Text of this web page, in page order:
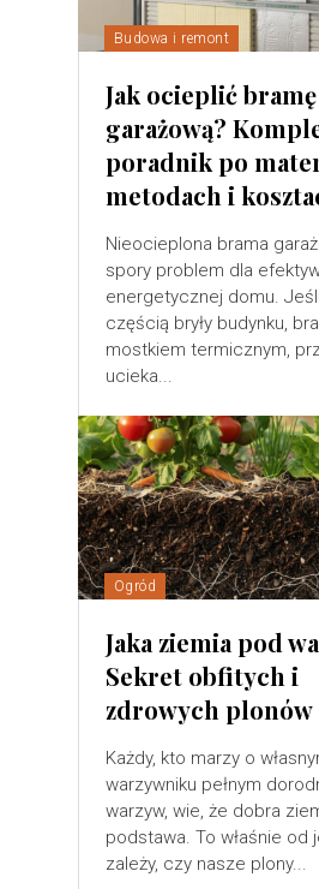
Budowa i remont
Jak ocieplić bramę
garażową?
poradnik po
metodach i
Nieocieplona brama
spory problem dla
energetycznej domu.
częścią bryły budynku,
mostkiem termicznym,
ucieka...
Ogród
Jaka ziemia pod
Sekret obfitych i
zdrowych plonów
Każdy, kto marzy o
warzywniku pełnym
warzyw, wie, że dobra
podstawa. To właśnie od
zależy, czy nasze plony...